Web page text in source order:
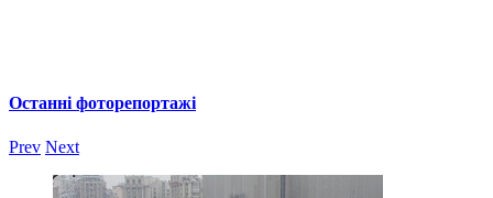
Останні фоторепортажі
Prev Next